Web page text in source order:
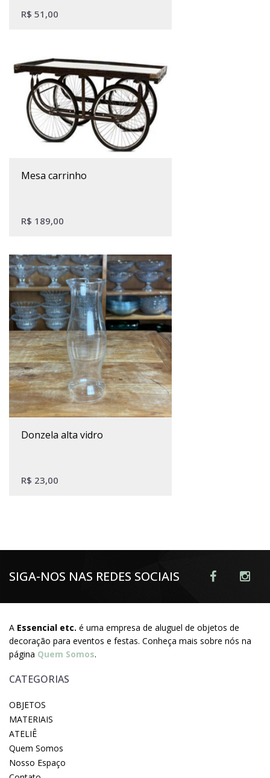
R$ 51,00
mesa carrinho
R$ 189,00
donzela alta vidro
R$ 23,00
SIGA-NOS NAS REDES SOCIAIS
A Essencial etc. é uma empresa de aluguel de objetos de
decoração para eventos e festas. Conheça mais sobre nós na
página Quem Somos.
CATEGORIAS
OBJETOS
MATERIAIS
ATELIÊ
Quem Somos
Nosso Espaço